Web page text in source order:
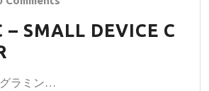
– SMALL DEVICE C
グラミン…